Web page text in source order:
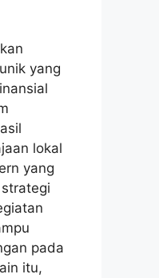
yang
lokal
yang
pada
itu,